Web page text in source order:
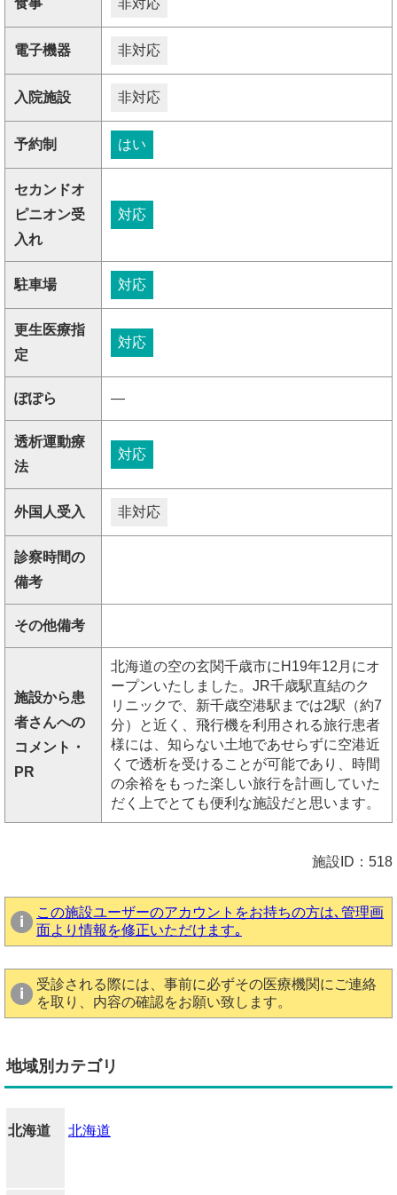
食事 非対応
電子機器 非対応
入院施設 非対応
予約制 はい
セカンドオ
ピニオン受
入れ
対応
駐車場 対応
更生医療指
定
対応
ぽぽら ―
透析運動療
法
対応
外国人受入 非対応
診察時間の
備考
その他備考
施設から患
者さんへの
コメント・
PR
北海道の空の玄関千歳市にH19年12月にオ
ープンいたしました。JR千歳駅直結のク
リニックで、新千歳空港駅までは2駅（約7
分）と近く、飛行機を利用される旅行患者
様には、知らない土地であせらずに空港近
くで透析を受けることが可能であり、時間
の余裕をもった楽しい旅行を計画していた
だく上でとても便利な施設だと思います。
施設ID：518
この施設ユーザーのアカウントをお持ちの方は､管理画
面より情報を修正いただけます｡
受診される際には、事前に必ずその医療機関にご連絡
を取り、内容の確認をお願い致します。
地域別カテゴリ
北海道 北海道